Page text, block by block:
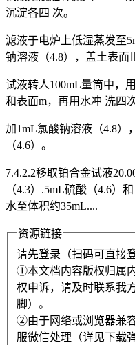
沉淀各四 次。
滤液于电炉上低湿蒸发至
钠溶液（4.8），盖土表面
试液转人100mL量筒中，
和表面m，再用水冲 洗四
加1mL氯酸钠溶液（4.8）
（4.6）。
7.4.2.2移取铂合金试液
（4.3）.5mL硫酸（4.6）
水至体积约35mL....
资源链接
请先登录（扫码可直接
①本文档内容版权归属
权申诉，请及时联系我
脚）。
②由于网络或浏览器兼
服微信处理（详见下载